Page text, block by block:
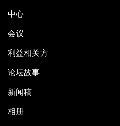
中心
会议
利益相关方
论坛故事
新闻稿
相册